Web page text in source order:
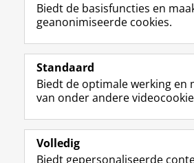
Volg de RUG
F
a
e
b
o
p
L
i
k
e
I
-
Studiekiezers
Alumni
Biedt de basisfuncties en
geanonimiseerde cookies.
Standaard
Biedt de optimale werking en
van onder andere
Volledig
Biedt gepersonaliseerde